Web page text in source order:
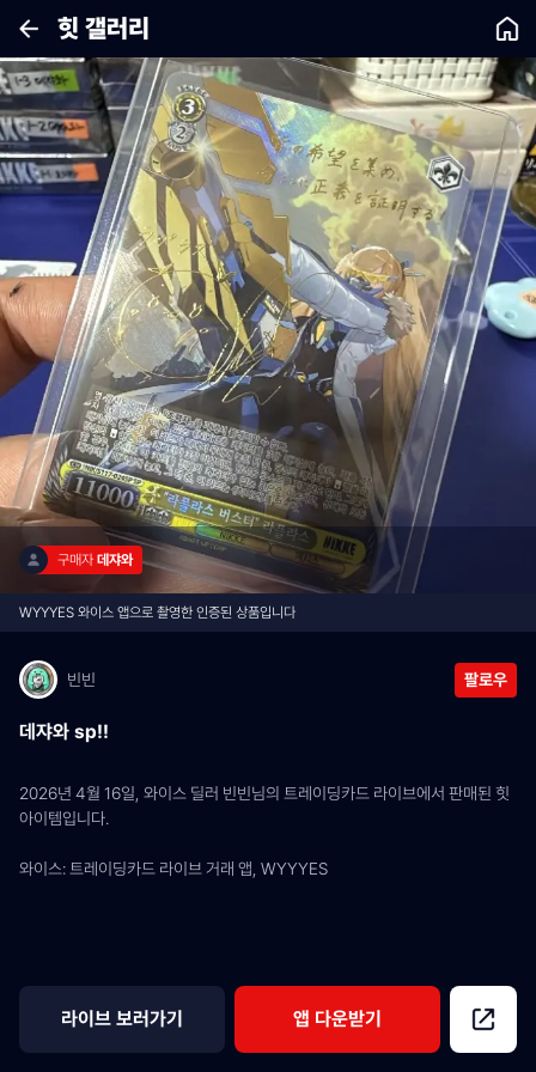
힛 갤러리
구매자 데쟈와
WYYYES 와이스 앱으로 촬영한 인증된 상품입니다
빈빈 팔로우
데쟈와 sp!!
2026년 4월 16일, 와이스 딜러 빈빈님의 트레이딩카드 라이브에서 판매된 힛
아이템입니다.
와이스: 트레이딩카드 라이브 거래 앱, WYYYES
라이브 보러가기 앱 다운받기